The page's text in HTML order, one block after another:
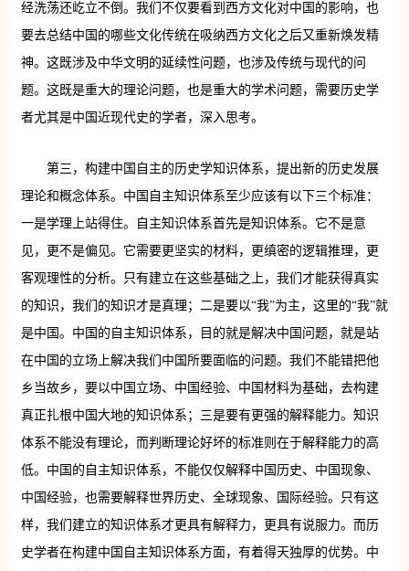
经洗荡还屹立不倒。我们不仅要看到西方文化对中国的影响，也
要去总结中国的哪些文化传统在吸纳西方文化之后又重新焕发精
神。这既涉及中华文明的延续性问题，也涉及传统与现代的问
题。这既是重大的理论问题，也是重大的学术问题，需要历史学
者尤其是中国近现代史的学者，深入思考。
第三，构建中国自主的历史学知识体系，提出新的历史发展
理论和概念体系。中国自主知识体系至少应该有以下三个标准：
一是学理上站得住。自主知识体系首先是知识体系。它不是意
见，更不是偏见。它需要更坚实的材料，更缜密的逻辑推理，更
客观理性的分析。只有建立在这些基础之上，我们才能获得真实
的知识，我们的知识才是真理；二是要以“我”为主，这里的“我”就
是中国。中国的自主知识体系，目的就是解决中国问题，就是站
在中国的立场上解决我们中国所要面临的问题。我们不能错把他
乡当故乡，要以中国立场、中国经验、中国材料为基础，去构建
真正扎根中国大地的知识体系；三是要有更强的解释能力。知识
体系不能没有理论，而判断理论好坏的标准则在于解释能力的高
低。中国的自主知识体系，不能仅仅解释中国历史、中国现象、
中国经验，也需要解释世界历史、全球现象、国际经验。只有这
样，我们建立的知识体系才更具有解释力，更具有说服力。而历
史学者在构建中国自主知识体系方面，有着得天独厚的优势。中